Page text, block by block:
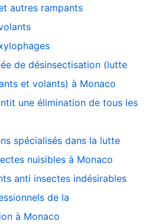
autres rampants
de désinsectisation (lutte
et volants) à Monaco
une élimination de tous les
spécialisés dans la lutte
nuisibles à Monaco
anti insectes indésirables
de la
à Monaco